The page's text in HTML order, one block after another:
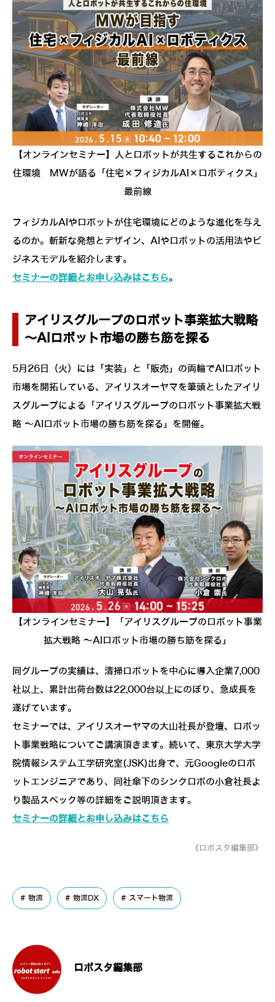
【オンラインセミナー】人とロボットが共生するこれからの
住環境 MWが語る「住宅×フィジカルAI×ロボティクス」
最前線
フィジカルAIやロボットが住宅環境にどのような進化を与え
るのか。斬新な発想とデザイン、AIやロボットの活用法やビ
ジネスモデルを紹介します。
セミナーの詳細とお申し込みはこちら。
アイリスグループのロボット事業拡大戦略
～AIロボット市場の勝ち筋を探る
5月26日（火）には「実装」と「販売」の両輪でAIロボット
市場を開拓している、アイリスオーヤマを筆頭としたアイリ
スグループによる「アイリスグループのロボット事業拡大戦
略 ～AIロボット市場の勝ち筋を探る」を開催。
【オンラインセミナー】「アイリスグループのロボット事業
拡大戦略 ～AIロボット市場の勝ち筋を探る」
同グループの実績は、清掃ロボットを中心に導入企業7,000
社以上、累計出荷台数は22,000台以上にのぼり、急成長を
遂げています。
セミナーでは、アイリスオーヤマの大山社長が登壇、ロボッ
ト事業戦略についてご講演頂きます。続いて、東京大学大学
院情報システム工学研究室(JSK)出身で、元Googleのロボ
ットエンジニアであり、同社傘下のシンクロボの小倉社長よ
り製品スペック等の詳細をご説明頂きます。
セミナーの詳細とお申し込みはこちら
《ロボスタ編集部》
物流 物流DX スマート物流
ロボスタ編集部